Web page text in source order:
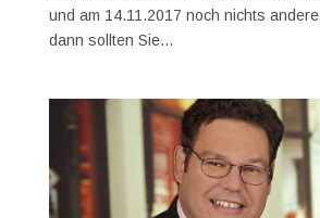
und am 14.11.2017 noch nichts
dann sollten Sie...